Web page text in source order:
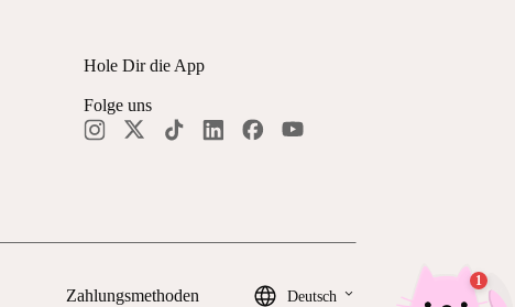
Hole Dir die App
Folge uns
Zahlungsmethoden Deutsch keyboard_arrow_down